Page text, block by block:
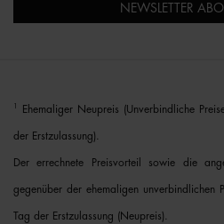
NEWSLETTER
Ehemaliger Neupreis (Unverbindliche
der Erstzulassung).
Der errechnete Preisvorteil sowie die
gegenüber der ehemaligen unverbindlichen
Tag der Erstzulassung (Neupreis).